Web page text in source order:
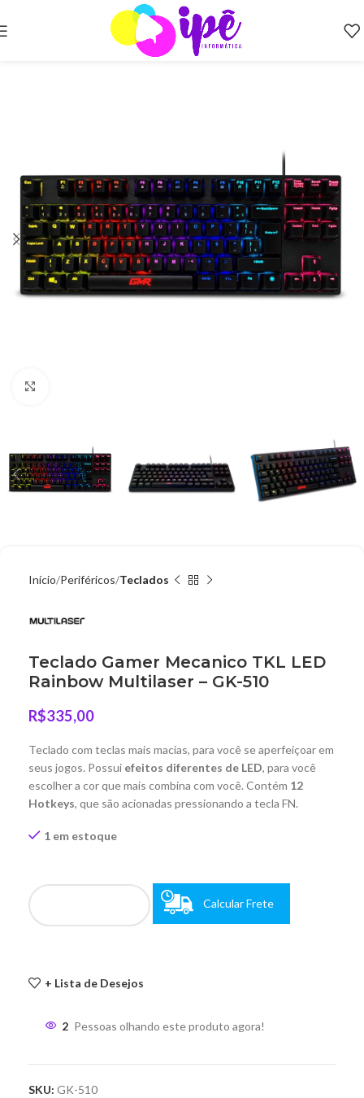
Início Periféricos Teclados
Teclado Gamer Mecanico TKL LED
Rainbow Multilaser – GK-510
R$335,00
Teclado com teclas mais macias, para você se aperfeiçoar em
seus jogos. Possui efeitos diferentes de LED, para você
escolher a cor que mais combina com você. Contém 12
Hotkeys, que são acionadas pressionando a tecla FN.
1 em estoque
Calcular Frete
+ Lista de Desejos
2 Pessoas olhando este produto agora!
SKU: GK-510